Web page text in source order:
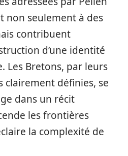
non seulement à des
contribuent
d’une identité
Les Bretons, par leurs
clairement définies, se
dans un récit
les frontières
la complexité de